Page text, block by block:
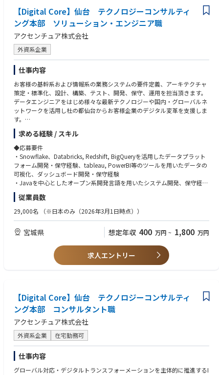
・グローバル共通開発方法論であるADM（Accenture Delivery Method）に
則ったシステム開発や運用の手法を習得することができます。
・中国やフィリピン、インドといった世界各地のデリバリーセンターを活
用したグローバルな分散開発を経験することができます。
・DevOpsやアジャイル、クラウドの専門家と協力し、お客様のアイデア
の迅速なgo-to-market化を支援する経験を積むことができ、またDevOps
やRPA等のオートメーション技術を活用し、システム開発の生産性と品質
を劇的に向上させるための自動化方針の立案から導入まで担当することが
できます。
[データエンジニア]
・データエンジニアとして最新の技術を用いた大規模なデータプラットフ
ォーム構築、保守開発を通じてフルスタックのデータアーキテクト、デー
タエンジニアへの成長が可能です。また、データの分析・可視化を通じて
お客様企業のデータ利活用を促進し、デジタル変革の礎を築くことができ
ます。
[カスタムエンジニア]
・Web系のカスタムアプリケーションのみならず多様なテクノロジーが採
用された大手企業のシステム開発、運用を担うため、アーキテクトに必要
な幅広いテクノロジーに触れることができます。
サービス化を支援することで、Web系企業でも経験することのできない大
規模案件に携わることができます。
・OSSをフル活用したJavaの最新アーキテクチャをお客様に提案できるア
ーキテクチャ検討フェーズから参画できます。
・SCM（サプライチェーン）/CRM（顧客管理）/HCM（人財管理）/ITSM
（ITサービス管理）等の業務をソリューション導入を通して学ぶことがで
・クラウドソリューション/既存のクライアント資産を分析し、データフ
ローの概略設計、データ移行計画策定を実施することが求められるため、
広範囲のITスキルのみならず、お客様/海外ベンダーとのコミュニケーショ
ン能力・分析力・計画立案力を身に着けることができます。
きます。
・新しいテクノロジーにキャッチアップしながら、様々な業界で、要件定
義から設計、開発、テスト、保守運用まで幅広くチャレンジして頂きま
す。
◆経験できる領域
・システム化企画や刷新計画などの上流フェーズから参画し、プロジェク
トの目的やゴール設定から携われることができます。
・システム開発・運用案件の多くは元請（プライム）での仕事になるた
め、主体的に責任ある立場でお客様とダイレクトに向き合うことができま
す。
・グローバル共通開発方法論であるADM（Accenture Delivery Method）に
則ったシステム開発や運用の手法を習得することができます。
・中国やフィリピン、インドといった世界各地のデリバリーセンターを活
用したグローバルな分散開発を経験することができます。
・DevOpsやアジャイル、クラウドの専門家と協力し、お客様のアイデア
の迅速なgo-to-market化を支援する経験を積むことができ、またDevOps
やRPA等のオートメーション技術を活用し、システム開発の生産性と品質
を劇的に向上させるための自動化方針の立案から導入まで担当することが
できます。
・お客様の業務や状況を理解し、課題を解決するためのソリューションを
検討、提供することが出来ます。
・DXにおいて企画から実行まで携われることが出来ます。
上記領域について、個別に専門性を深めていくこともできますし、いろい
ろなソリューションに触れながら広範にスキルを伸ばしていくこともでき
【Digital Core】仙台 テクノロジーコンサルティ
ング本部 ソリューション・エンジニア職
アクセンチュア株式会社
外資系企業
仕事内容
お客様の基幹系および情報系の業務システムの要件定義、アーキテクチャ
策定・標準化、設計、構築、テスト、開発、保守、運用を担当頂きます。
データエンジニアをはじめ様々な最新テクノロジーや国内・グローバルネ
ットワークを活用し杜の都仙台からお客様企業のデジタル変革を支援しま
す。
企業におけるデジタルトランスフォーション案件において、最先端テクノ
ロジーを活用した業務・ビジネスの変革を推進するために、戦略企画から
変革実行・運用まで一貫した支援を行う人材を募集します。具体的には下
記を担当頂きます。
職種：ITエンジニア
企業におけるデジタルトランスフォーメーション案件において、最先端の
テクノロジーを活用した業務・ビジネスの変革を推進するために、戦略企
画から変革実行・運用まで一貫した支援を行う人材を募集いたします。具
体的には、ソリューションエンジニアとして、下記を担当して頂きます。
・データ活用の企画、アーキテクチャ設計からソリューション選定、そし
て実装と継続的な改善まで、お客様企業の変革をデータ活用の側面から支
析・可視化を行う業務を担います。
[カスタムエンジニア]
・Java, Go, Node.js, Python, TypeScript,.Net等の開発言語によるWebア
プリケーション開発・運用、アーキテクチャ設計、アプリケーション設
計・開発標準書や手順書の作成・展開等の業務を担います。
・Swift、Kotlin、Objective-c、Android-Java等の開発言語によるiOS/And
roidのモバイルアプリケーションの要件定義、設計、構築、テスト、開
発、保守、運用の業務を担います。
求める経験 / スキル
◆応募要件
・Snowflake、Databricks, Redshift, BigQueryを活用したデータプラット
フォーム開発・保守経験、tableau, PowerBI等のツールを用いたデータの
可視化、ダッシュボード開発・保守経験
・Javaを中心としたオープン系開発言語を用いたシステム開発、保守経験
C#、C++
Python
PHP
SQL
・iOS、Android上でのアプリケーション開発、保守経験
・AWS、GCP、Azure等のクラウドサービスを利用したシステム構築・保
・Salesforce、ServiceNow、SAP等のパッケージ製品導入経験
従業員数
29,000名 （※日本のみ（2026年3月1日時点））
宮城県 想定年収 400 万円 ~ 1,800 万円
求人エントリー
【Digital Core】仙台 テクノロジーコンサルティ
ング本部 コンサルタント職
アクセンチュア株式会社
外資系企業 在宅勤務可
仕事内容
グローバル対応・デジタルトランスフォーメーションを主体的に推進するI